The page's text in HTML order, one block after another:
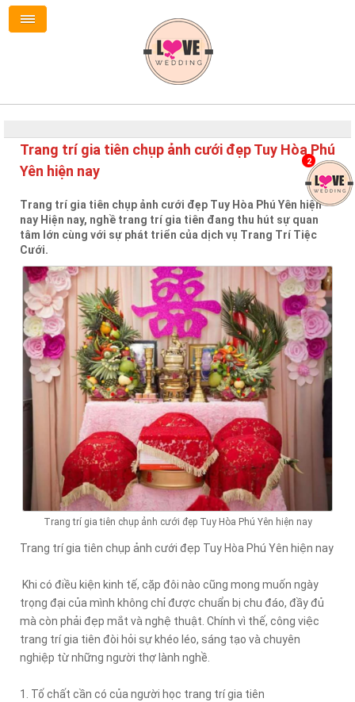
Trang trí gia tiên chụp ảnh cưới đẹp Tuy Hòa Phú
Yên hiện nay
Trang trí gia tiên chụp ảnh cưới đẹp Tuy Hòa Phú Yên hiện
nay Hiện nay, nghề trang trí gia tiên đang thu hút sự quan
tâm lớn cùng với sự phát triển của dịch vụ Trang Trí Tiệc
Cưới.
Trang trí gia tiên chụp ảnh cưới đẹp Tuy Hòa Phú Yên hiện nay
Trang trí gia tiên chụp ảnh cưới đẹp Tuy Hòa Phú Yên hiện nay
Khi có điều kiện kinh tế, cặp đôi nào cũng mong muốn ngày
trọng đại của mình không chỉ được chuẩn bị chu đáo, đầy đủ
mà còn phải đẹp mắt và nghệ thuật. Chính vì thế, công việc
trang trí gia tiên đòi hỏi sự khéo léo, sáng tạo và chuyên
nghiệp từ những người thợ lành nghề.
1. Tố chất cần có của người học trang trí gia tiên
2